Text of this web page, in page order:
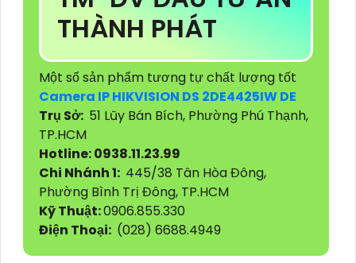
THÀNH PHÁT
Một số sản phẩm tương tự chất lượng tốt
Camera IP HIKVISION DS 2DE4425IW DE
Trụ Sở: 51 Lũy Bán Bích, Phường Phú Thạnh,
TP.HCM
Hotline: 0938.11.23.99
Chi Nhánh 1: 445/38 Tân Hòa Đông,
Phường Bình Trị Đông, TP.HCM
Kỹ Thuật:0906.855.330
Điện Thoại: (028) 6688.4949